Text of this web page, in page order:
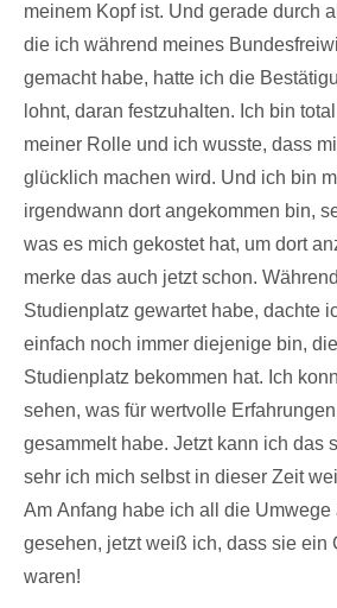
meinem Kopf ist. Und gerade durch
die ich während meines
gemacht habe, hatte ich die
lohnt, daran festzuhalten. Ich bin
meiner Rolle und ich wusste, dass
glücklich machen wird. Und ich bin
irgendwann dort angekommen bin,
was es mich gekostet hat, um dort
merke das auch jetzt schon.
Studienplatz gewartet habe, dachte
einfach noch immer diejenige bin,
Studienplatz bekommen hat. Ich
sehen, was für wertvolle
gesammelt habe. Jetzt kann ich das
sehr ich mich selbst in dieser Zeit
Am Anfang habe ich all die
gesehen, jetzt weiß ich, dass sie ein
waren!